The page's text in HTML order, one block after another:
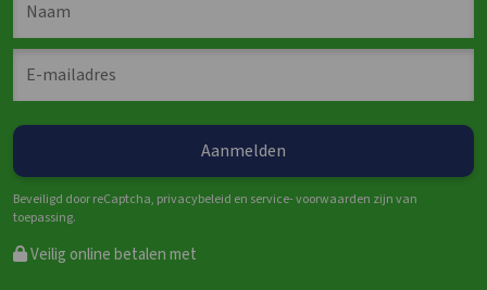
Beveiligd door reCaptcha, privacybeleid en service- voorwaarden zijn van
toepassing.
Veilig online betalen met